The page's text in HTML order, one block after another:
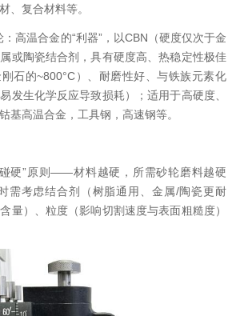
、复合材料等。
高温合金的“利器”，以CBN（硬度仅次于金
或陶瓷结合剂，具有硬度高、热稳定性极佳
刚石的~800°C）、耐磨性好、与铁族元素化
发生化学反应导致损耗）；适用于高硬度、
基高温合金，工具钢，高速钢等。
硬”原则——材料越硬，所需砂轮磨料越硬
需考虑结合剂（树脂通用、金属/陶瓷更耐
量）、粒度（影响切割速度与表面粗糙度）